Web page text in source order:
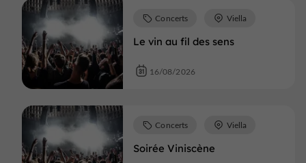
Le vin au fil des sens
Concerts Viella
16/08/2026
Soirée Viniscène
Concerts Viella